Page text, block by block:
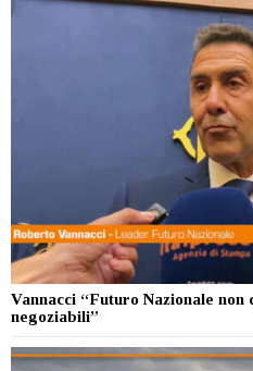
Vannacci “Futuro Nazionale non
negoziabili”